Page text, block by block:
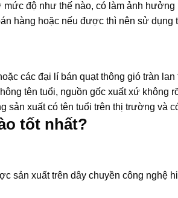
độ như thế nào, có làm ảnh
hàng hoặc nếu được thì nên sử
các đại lí bán quạt thông gió tràn
tên tuổi, nguồn gốc xuất xứ không
xuất có tên tuổi trên thị trường và
tốt nhất?
sản xuất trên dây chuyền công nghệ